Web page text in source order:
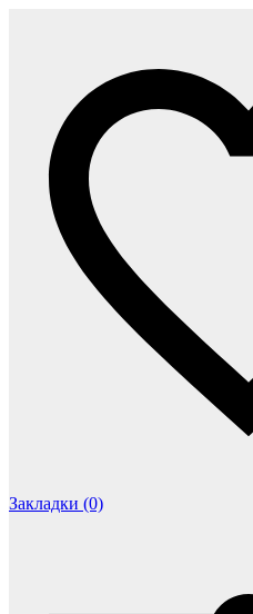
Закладки (0)